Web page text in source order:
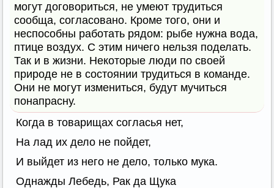
могут договориться, не умеют трудиться
сообща, согласовано. Кроме того, они и
неспособны работать рядом: рыбе нужна вода,
птице воздух. С этим ничего нельзя поделать.
Так и в жизни. Некоторые люди по своей
природе не в состоянии трудиться в команде.
Они не могут измениться, будут мучиться
понапрасну.
Когда в товарищах согласья нет,
На лад их дело не пойдет,
И выйдет из него не дело, только мука.
Однажды Лебедь, Рак да Щука